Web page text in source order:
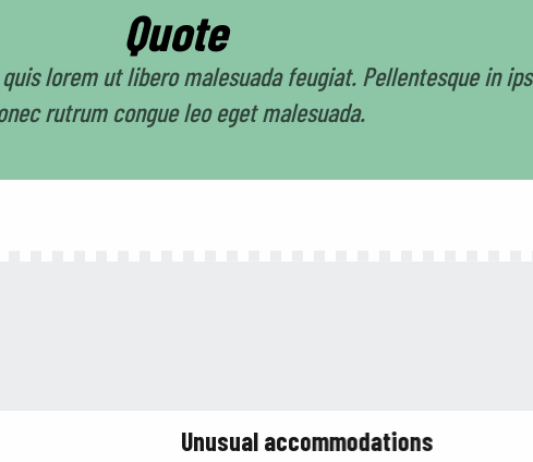
Quote
lorem ut libero malesuada feugiat. Pellentesque in
rutrum congue leo eget malesuada.
Unusual accommodations